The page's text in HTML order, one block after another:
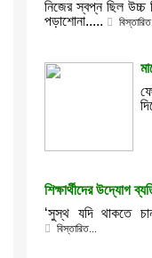
নিজের স্বপ্ন ছিল উচ্চ
পড়াশোনা.....
শিক্ষার্থীদের উদ্যোগ
‘সুস্থ যদি থাকতে
বিস্তারিত...